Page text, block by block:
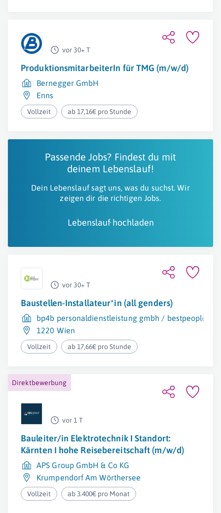
vor 30+ T
ProduktionsmitarbeiterIn für TMG (m/w/d)
Bernegger GmbH
Enns
Vollzeit ab 17,16€ pro Stunde
Passende Jobs? Findest du mit
deinem Lebenslauf!
Dein Lebenslauf sagt uns, was du suchst. Wir
zeigen dir die richtigen Jobs.
Lebenslauf hochladen
vor 30+ T
Baustellen-Installateur*in (all genders)
bp4b personaldienstleistung gmbh / bestpeople
1220 Wien
Vollzeit ab 17,66€ pro Stunde
Direktbewerbung
vor 1 T
Bauleiter/in Elektrotechnik I Standort:
Kärnten I hohe Reisebereitschaft (m/w/d)
APS Group GmbH & Co KG
Krumpendorf Am Wörthersee
Vollzeit ab 3.400€ pro Monat